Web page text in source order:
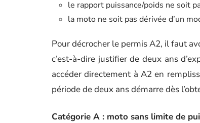
le rapport puissance/poids ne soit
la moto ne soit pas dérivée d’un
Pour décrocher le permis A2, il faut
c’est-à-dire justifier de deux ans
accéder directement à A2 en
période de deux ans démarre dès
Catégorie A : moto sans limite de